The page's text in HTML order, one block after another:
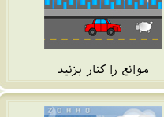
موانع را کنار بزنید